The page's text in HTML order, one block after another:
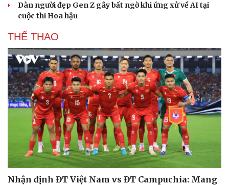
Cải chính
Dàn người đẹp Gen Z gây bất ngờ khi ứng xử về AI tại
cuộc thi Hoa hậu
THỂ THAO
Nhận định ĐT Việt Nam vs ĐT Campuchia: Mang